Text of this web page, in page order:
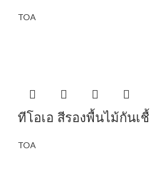
TOA
ทีโอเอ สีรองพื้นไม้กันเ
TOA